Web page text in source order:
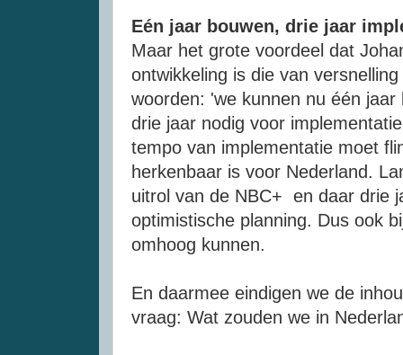
Eén jaar bouwen, drie jaar
Maar het grote voordeel dat
ontwikkeling is die van
woorden: 'we kunnen nu één
drie jaar nodig voor
tempo van implementatie moet
herkenbaar is voor Nederland.
uitrol van de NBC+ en daar drie
optimistische planning. Dus ook
omhoog kunnen.
En daarmee eindigen we de
vraag: Wat zouden we in